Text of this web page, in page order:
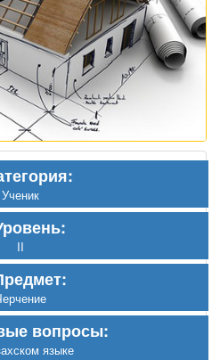
Ученик
II
вопросы:
языке